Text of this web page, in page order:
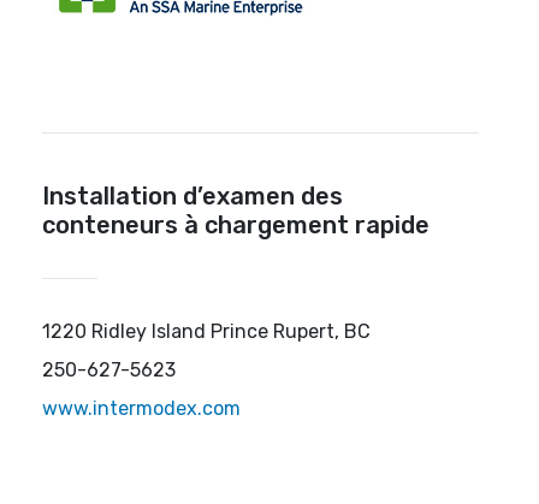
Installation d’examen des
conteneurs à chargement rapide
1220 Ridley Island Prince Rupert, BC
250-627-5623
www.intermodex.com